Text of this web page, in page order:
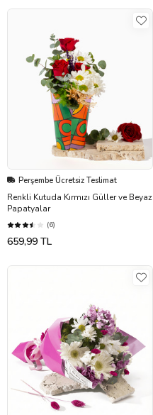
Perşembe Ücretsiz Teslimat
Renkli Kutuda Kırmızı Güller ve Beyaz
Papatyalar
(6)
659,99 TL